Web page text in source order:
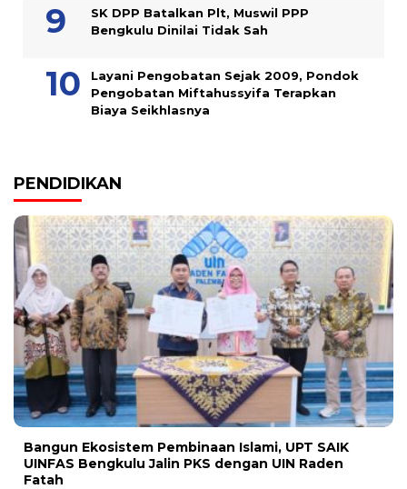
SK DPP Batalkan Plt, Muswil PPP
Bengkulu Dinilai Tidak Sah
Layani Pengobatan Sejak 2009, Pondok
Pengobatan Miftahussyifa Terapkan
Biaya Seikhlasnya
PENDIDIKAN
Bangun Ekosistem Pembinaan Islami, UPT SAIK
UINFAS Bengkulu Jalin PKS dengan UIN Raden
Fatah